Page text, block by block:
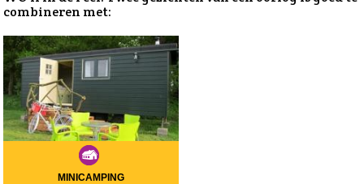
combineren met:
MINICAMPING